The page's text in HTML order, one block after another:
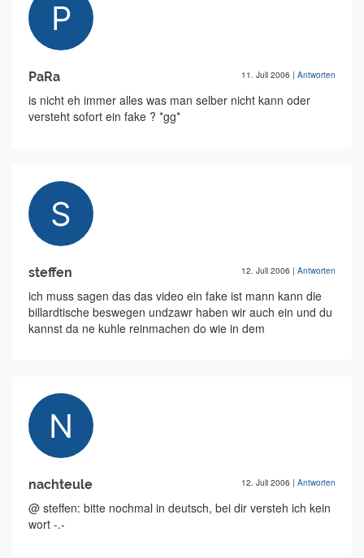
PaRa 11. Juli 2006 | Antworten
is nicht eh immer alles was man selber nicht kann oder
versteht sofort ein fake ? *gg*
steffen 12. Juli 2006 | Antworten
ich muss sagen das das video ein fake ist mann kann die
billardtische beswegen undzawr haben wir auch ein und du
kannst da ne kuhle reinmachen do wie in dem
nachteule 12. Juli 2006 | Antworten
@ steffen: bitte nochmal in deutsch, bei dir versteh ich kein
wort -.-